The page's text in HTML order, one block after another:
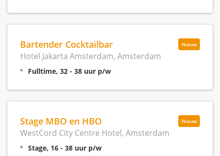
Nieuw
Bartender Cocktailbar
Hotel Jakarta Amsterdam, Amsterdam
Fulltime, 32 - 38 uur p/w
Nieuw
Stage MBO en HBO
WestCord City Centre Hotel, Amsterdam
Stage, 16 - 38 uur p/w